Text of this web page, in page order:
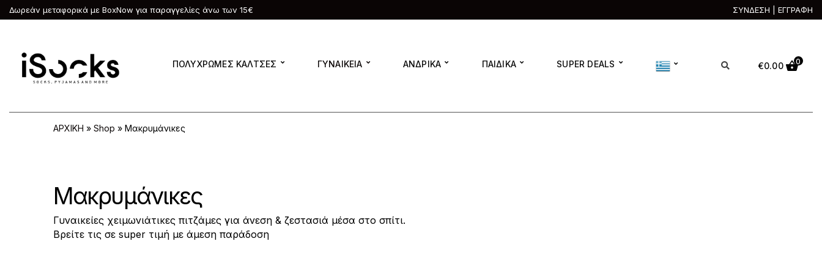
Δωρεάν μεταφορικά με BoxNow για παραγγελίες άνω των 15€ ΣΥΝΔΕΣΗ | ΕΓΓΡΑΦΗ
ΠΟΛΥΧΡΩΜΕΣ ΚΑΛΤΣΕΣ ΓΥΝΑΙΚΕΙΑ ΑΝΔΡΙΚΑ ΠΑΙΔΙΚΑ SUPER DEALS €0.00 0
ΑΡΧΙΚΗ » Shop » Μακρυμάνικες
Μακρυμάνικες
Γυναικείες χειμωνιάτικες πιτζάμες για άνεση & ζεστασιά μέσα στο σπίτι.
Βρείτε τις σε super τιμή με άμεση παράδοση